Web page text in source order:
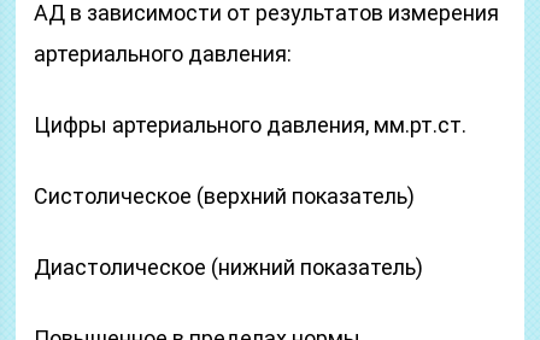
АД в зависимости от результатов измерения
артериального давления:
Цифры артериального давления, мм.рт.ст.
Систолическое (верхний показатель)
Диастолическое (нижний показатель)